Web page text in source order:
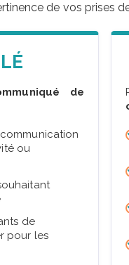
de vos prises
de
ou
de
pour les